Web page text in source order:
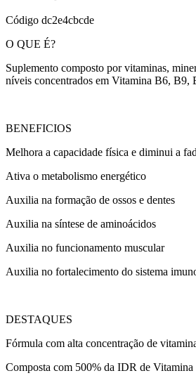
Código dc2e4cbcde
O QUE É?
Suplemento composto por vitaminas,
níveis concentrados em Vitamina B6, B9,
BENEFICIOS
Melhora a capacidade física e diminui a
Ativa o metabolismo energético
Auxilia na formação de ossos e dentes
Auxilia na síntese de aminoácidos
Auxilia no funcionamento muscular
Auxilia no fortalecimento do sistema
DESTAQUES
Fórmula com alta concentração de
Composta com 500% da IDR de Vitamina